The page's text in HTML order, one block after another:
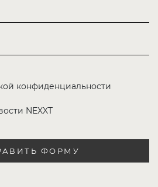
конфиденциальности
NEXXT
ФОРМУ